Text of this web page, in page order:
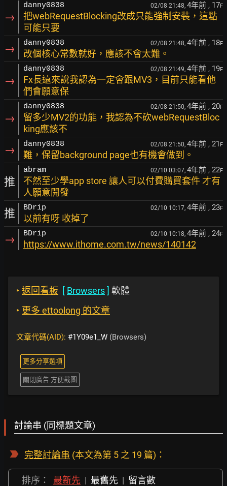
→
danny0838 02/08 21:48, 4年前 , 17F
把webRequestBlocking改成只能強制安裝，這點
可能只要
→ danny0838 02/08 21:48, 4年前 , 18F
改個核心常數就好，應該不會太難。
→
danny0838 02/08 21:49, 4年前 , 19F
Fx長遠來說我認為一定會跟MV3，目前只能看他
們會願意保
→
danny0838 02/08 21:50, 4年前 , 20F
留多少MV2的功能，我認為不砍webRequestBloc
king應該不
→ danny0838 02/08 21:50, 4年前 , 21 F
難，保留background page也有機會做到。
推
abram 02/10 03:07, 4年前 , 22F
不然至少學app store 讓人可以付費購買套件 才有
人願意開發
推 BDrip 02/10 10:17, 4年前 , 23F
以前有呀 收掉了
→ BDrip 02/10 10:18, 4年前 , 24F
https://www.ithome.com.tw/news/140142
‣ 返回看板 [ Browsers] 軟體
‣ 更多 ettoolong 的文章
文章代碼(AID): #1Y09e1_W (Browsers)
更多分享選項
關閉廣告 方便截圖
討論串 (同標題文章)
完整討論串 (本文為第 5 之 19 篇)：
排序： 最新先 | 最舊先 | 留言數